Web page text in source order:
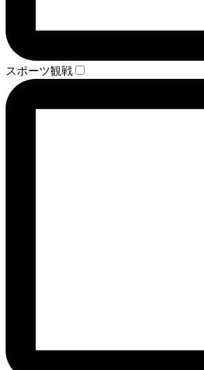
スポーツ観戦